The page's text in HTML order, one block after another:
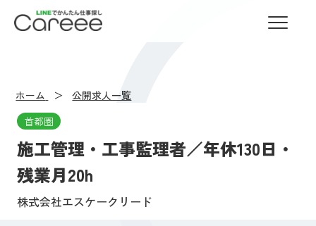
LINEでかんたん仕事探し Careee
ホーム
公開求人一覧
首都圏
施工管理・工事監理者／年休130日・
残業月20h
株式会社エスケークリード